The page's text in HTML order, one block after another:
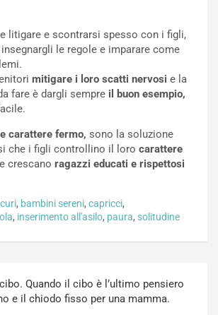
litigare e scontrarsi spesso con i figli,
le regole e imparare come
mitigare i loro scatti nervosi e la
fare è dargli sempre il buon esempio,
carattere fermo, sono la soluzione
che i figli controllino il loro carattere
e crescano ragazzi educati e rispettosi
, bambini sereni, capricci,
, inserimento all'asilo, paura, solitudine
Quando il cibo è l’ultimo pensiero
e il chiodo fisso per una mamma.